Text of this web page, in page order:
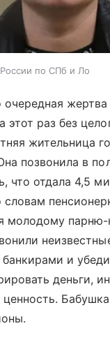
по СПб и Ло
очередная
раз без
жительница
позвонила в
что отдала 4,5
молодому парню-
и
деньги,